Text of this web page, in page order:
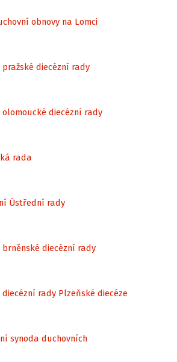
obnovy na Lomci
pražské diecézní rady
olomoucké diecézní rady
rada
Ústřední rady
brněnské diecézní rady
diecézní rady Plzeňské diecéze
synoda duchovních